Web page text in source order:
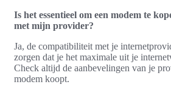
Is het essentieel om een modem te
met mijn provider?
Ja, de compatibiliteit met je
zorgen dat je het maximale uit je
Check altijd de aanbevelingen van je
modem koopt.